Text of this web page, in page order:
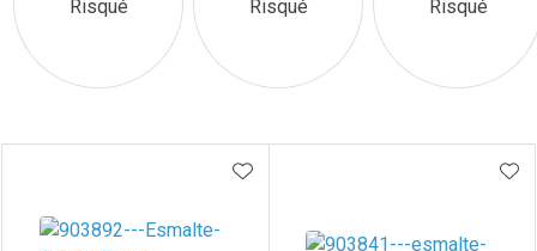
ADICIONAR AOS FAVORITOS